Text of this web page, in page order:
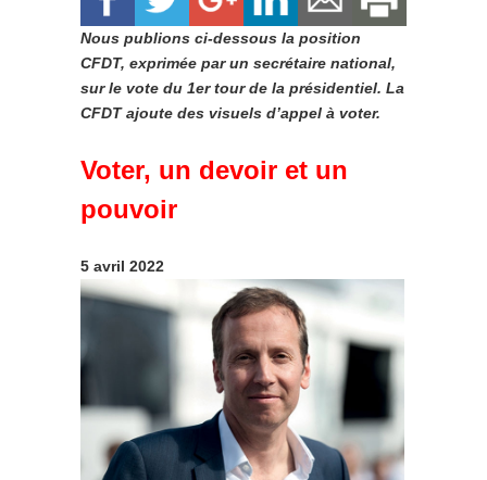
Nous publions ci-dessous la position
CFDT, exprimée par un secrétaire national,
sur le vote du 1er tour de la présidentiel. La
CFDT ajoute des visuels d’appel à voter.
Voter, un devoir et un
pouvoir
5 avril 2022